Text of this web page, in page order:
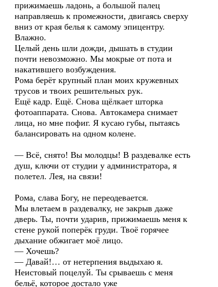
прижимаешь ладонь, а большой палец
направляешь к промежности, двигаясь сверху
вниз от края белья к самому эпицентру.
Влажно.
Целый день шли дожди, дышать в студии
почти невозможно. Мы мокрые от пота и
накатившего возбуждения.
Рома берёт крупный план моих кружевных
трусов и твоих решительных рук.
Ещё кадр. Ещё. Снова щёлкает шторка
фотоаппарата. Снова. Автокамера снимает
лица, но мне пофиг. Я кусаю губы, пытаясь
балансировать на одном колене.
— Всё, снято! Вы молодцы! В раздевалке есть
душ, ключи от студии у администратора, я
полетел. Лея, на связи!
Рома, слава Богу, не переодевается.
Мы влетаем в раздевалку, не закрыв даже
дверь. Ты, почти ударив, прижимаешь меня к
стене рукой поперёк груди. Твоё горячее
дыхание обжигает моё лицо.
— Хочешь?
— Давай!… от нетерпения выдыхаю я.
Неистовый поцелуй. Ты срываешь с меня
бельё, которое достало уже